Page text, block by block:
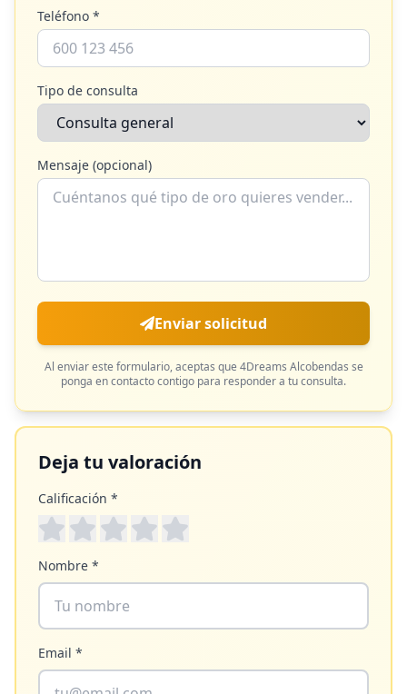
Teléfono *
Tipo de consulta
Mensaje (opcional)
Enviar solicitud
Al enviar este formulario, aceptas que 4Dreams Alcobendas se
ponga en contacto contigo para responder a tu consulta.
Deja tu valoración
Calificación *
Nombre *
Email *